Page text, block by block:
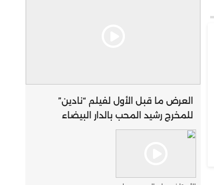
العرض ما قبل الأول لفيلم “نادين”
للمخرج رشيد المحب بالدار البيضاء